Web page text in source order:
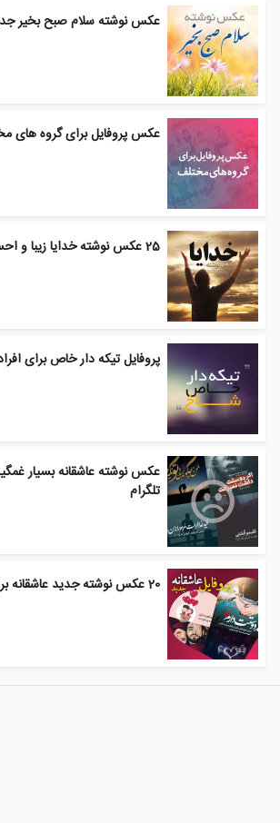
عکس نوشته سلام صبح بخیر
عکس پروفایل برای گروه های
25 عکس نوشته خدایا زیبا و احساسی
پروفایل تیکه دار خاص برای
عکس نوشته عاشقانه بسیار
تلگرام
20 عکس نوشته جدید عاشقانه برای پروفایل ❤️